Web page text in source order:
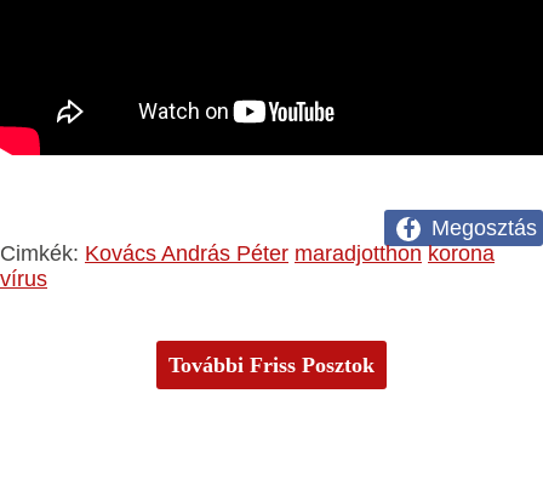
Megosztás
Cimkék: Kovács András Péter maradjotthon korona
vírus
További Friss Posztok